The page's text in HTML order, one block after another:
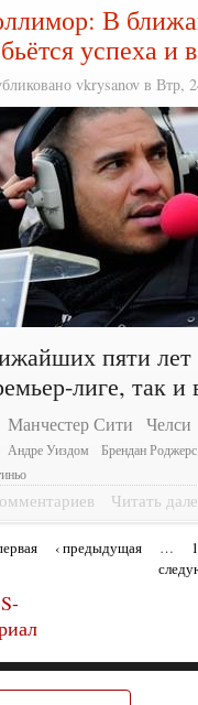
В
успеха и
vkrysanov в Втр,
пяти лет
лиге, так и
Манчестер Сити Челси
Андре Уиздом
Брендан Роджерс
Читать
‹ предыдущая …